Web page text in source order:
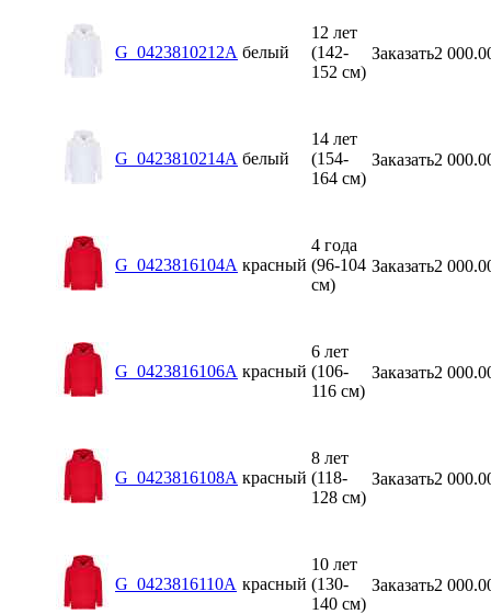
G_0423810212A белый
12 лет
(142-
152 см)
Заказать2
G_0423810214A белый
14 лет
(154-
164 см)
Заказать2
G_0423816104A красный
4 года
(96-104
см)
Заказать2
G_0423816106A красный
6 лет
(106-
116 см)
Заказать2
G_0423816108A красный
8 лет
(118-
128 см)
Заказать2
G_0423816110A красный
10 лет
(130-
140 см)
Заказать2